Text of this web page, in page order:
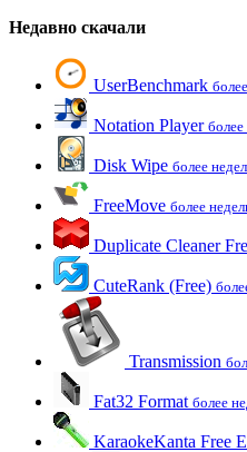
Недавно скачали
UserBenchmark
Notation Player более
Disk Wipe более
FreeMove более
Duplicate Cleaner
CuteRank (Free)
Transmission
Fat32 Format более
KaraokeKanta Free